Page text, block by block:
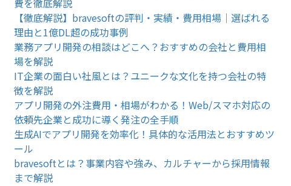
費を徹底解説
【徹底解説】bravesoftの評判・実績・費用相場｜選ばれる
理由と1億DL超の成功事例
業務アプリ開発の相談はどこへ？おすすめの会社と費用相
場を解説
IT企業の面白い社風とは？ユニークな文化を持つ会社の特
徴を解説
アプリ開発の外注費用・相場がわかる！Web/スマホ対応の
依頼先企業と成功に導く発注の全手順
生成AIでアプリ開発を効率化！具体的な活用法とおすすめツ
ール
bravesoftとは？事業内容や強み、カルチャーから採用情報
まで解説